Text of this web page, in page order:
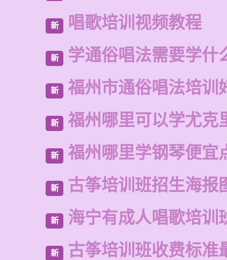
新 唱歌培训视频教程
新 学通俗唱法需要学什
新 福州市通俗唱法培训
新 福州哪里可以学尤克
新 福州哪里学钢琴便宜
新 古筝培训班招生海报
新 海宁有成人唱歌培训
新 古筝培训班收费标准